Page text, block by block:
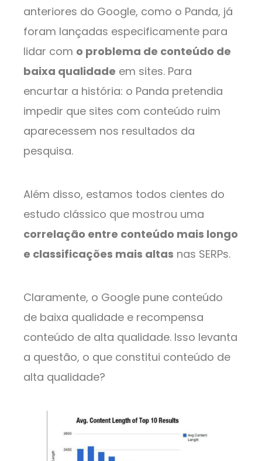
anteriores do Google, como o Panda, já
foram lançadas especificamente para
lidar com o problema de conteúdo de
baixa qualidade em sites. Para
encurtar a história: o Panda pretendia
impedir que sites com conteúdo ruim
aparecessem nos resultados da
pesquisa.
Além disso, estamos todos cientes do
estudo clássico que mostrou uma
correlação entre conteúdo mais longo
e classificações mais altas nas SERPs.
Claramente, o Google pune conteúdo
de baixa qualidade e recompensa
conteúdo de alta qualidade. Isso levanta
a questão, o que constitui conteúdo de
alta qualidade?